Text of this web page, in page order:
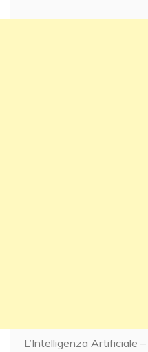
L’Intelligenza Artificiale